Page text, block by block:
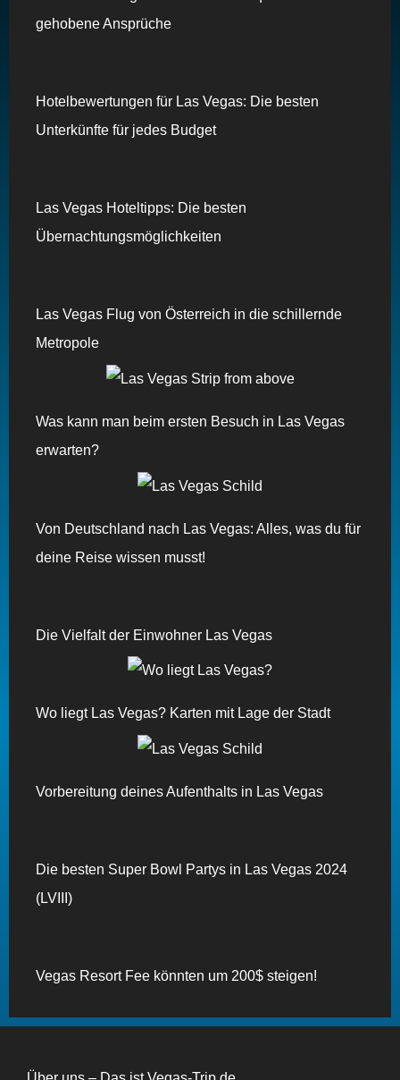
gehobene Ansprüche
Hotelbewertungen für Las Vegas: Die besten
Unterkünfte für jedes Budget
Las Vegas Hoteltipps: Die besten
Übernachtungsmöglichkeiten
Las Vegas Flug von Österreich in die schillernde
Metropole
Was kann man beim ersten Besuch in Las Vegas
erwarten?
Von Deutschland nach Las Vegas: Alles, was du für
deine Reise wissen musst!
Die Vielfalt der Einwohner Las Vegas
Wo liegt Las Vegas? Karten mit Lage der Stadt
Vorbereitung deines Aufenthalts in Las Vegas
Die besten Super Bowl Partys in Las Vegas 2024
(LVIII)
Vegas Resort Fee könnten um 200$ steigen!